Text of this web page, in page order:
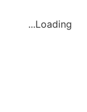
Loading...